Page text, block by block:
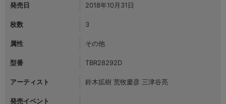
発売日 2018年10月31日
枚数 3
属性 その他
型番 TBR28292D
アーティスト 鈴木拡樹 荒牧慶彦 三津谷亮
発売イベント